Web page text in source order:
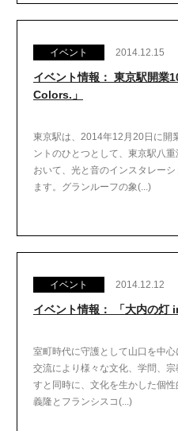
イベント 2014.12.15
イベント情報： 東京駅開業
Colors.」
東京駅は、2014年12月20日に開
ントのひとつとして、東京駅八
おいて、光と音のインスタレー
ます。グランルーフの象(...)
イベント 2014.12.12
イベント情報： 「大内の灯
室町時代に守護として山口を中
交流により様々な文化、学問、
すと同時に、文化を生かした個
義隆とフランシスコ(...)